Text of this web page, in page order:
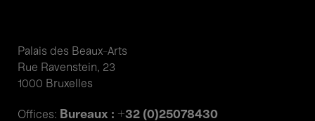
Palais des Beaux-Arts
Rue Ravenstein, 23
1000 Bruxelles
Offices: Bureaux : +32 (0)25078430